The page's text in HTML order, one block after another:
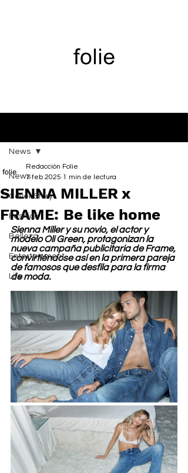
News
Cover Story
Fashion
Belleza
Entertainment
Life
News
SIENNA MILLER x
FRAME: Be like home
Redacción Folie
7 feb 2025 1 min de lectura
Sienna Miller y su novio, el actor y
modelo Oli Green, protagonizan la
nueva campaña publicitaria de Frame,
convirtiéndose así en la primera pareja
de famosos que desfila para la firma
de moda.